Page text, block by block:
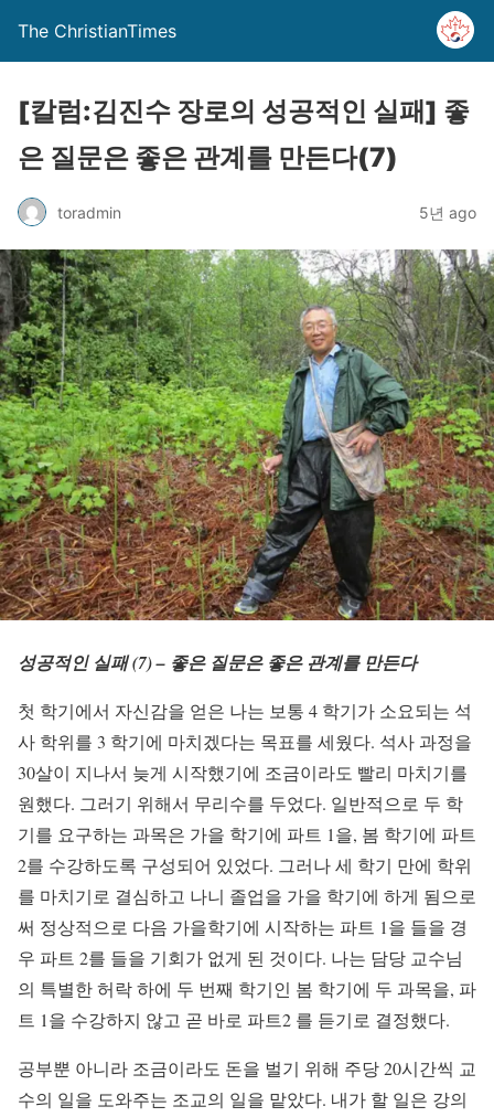
The ChristianTimes
[칼럼:김진수 장로의 성공적인 실패] 좋
은 질문은 좋은 관계를 만든다(7)
toradmin 5년 ago
성공적인 실패 (7) – 좋은 질문은 좋은 관계를 만든다
첫 학기에서 자신감을 얻은 나는 보통 4 학기가 소요되는 석
사 학위를 3 학기에 마치겠다는 목표를 세웠다. 석사 과정을
30살이 지나서 늦게 시작했기에 조금이라도 빨리 마치기를
원했다. 그러기 위해서 무리수를 두었다. 일반적으로 두 학
기를 요구하는 과목은 가을 학기에 파트 1을, 봄 학기에 파트
2를 수강하도록 구성되어 있었다. 그러나 세 학기 만에 학위
를 마치기로 결심하고 나니 졸업을 가을 학기에 하게 됨으로
써 정상적으로 다음 가을학기에 시작하는 파트 1을 들을 경
우 파트 2를 들을 기회가 없게 된 것이다. 나는 담당 교수님
의 특별한 허락 하에 두 번째 학기인 봄 학기에 두 과목을, 파
트 1을 수강하지 않고 곧 바로 파트2 를 듣기로 결정했다.
공부뿐 아니라 조금이라도 돈을 벌기 위해 주당 20시간씩 교
수의 일을 도와주는 조교의 일을 맡았다. 내가 할 일은 강의